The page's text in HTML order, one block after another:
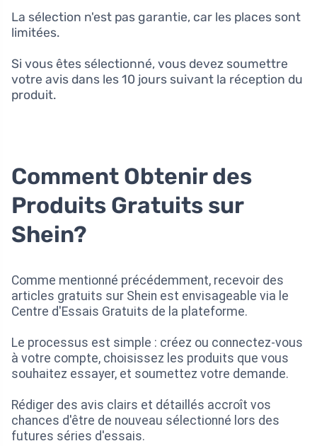
La sélection n'est pas garantie, car les places sont
limitées.
Si vous êtes sélectionné, vous devez soumettre
votre avis dans les 10 jours suivant la réception du
produit.
Comment Obtenir des
Produits Gratuits sur
Shein?
Comme mentionné précédemment, recevoir des
articles gratuits sur Shein est envisageable via le
Centre d'Essais Gratuits de la plateforme.
Le processus est simple : créez ou connectez-vous
à votre compte, choisissez les produits que vous
souhaitez essayer, et soumettez votre demande.
Rédiger des avis clairs et détaillés accroît vos
chances d'être de nouveau sélectionné lors des
futures séries d'essais.